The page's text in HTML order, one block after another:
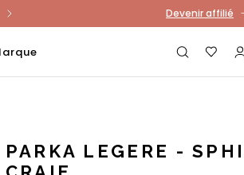
Devenir affilié
PARKA LEGERE -